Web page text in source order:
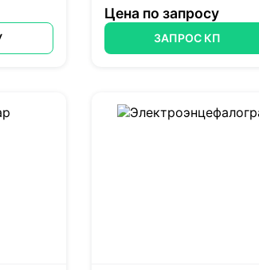
Цена по запросу
ЗАПРОС КП